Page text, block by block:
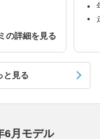
の詳細を見る
と見る
6月モデル